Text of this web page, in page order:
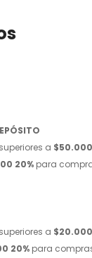
a $50.000
20% para
a $20.000
20% para